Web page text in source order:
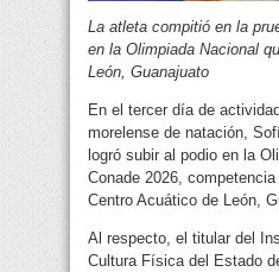
La atleta compitió en la
en la Olimpiada Nacional
León, Guanajuato
En el tercer día de
morelense de natación,
logró subir al podio en la
Conade 2026,
Centro Acuático de León,
Al respecto, el titular del
Cultura Física del Estado